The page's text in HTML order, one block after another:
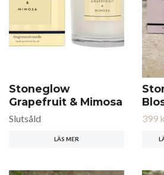
Stoneglow
Grapefruit & Mimosa
Slutsåld
LÄS MER
399